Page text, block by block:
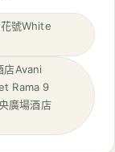
號White
店Avani
Rama 9
廣場酒店